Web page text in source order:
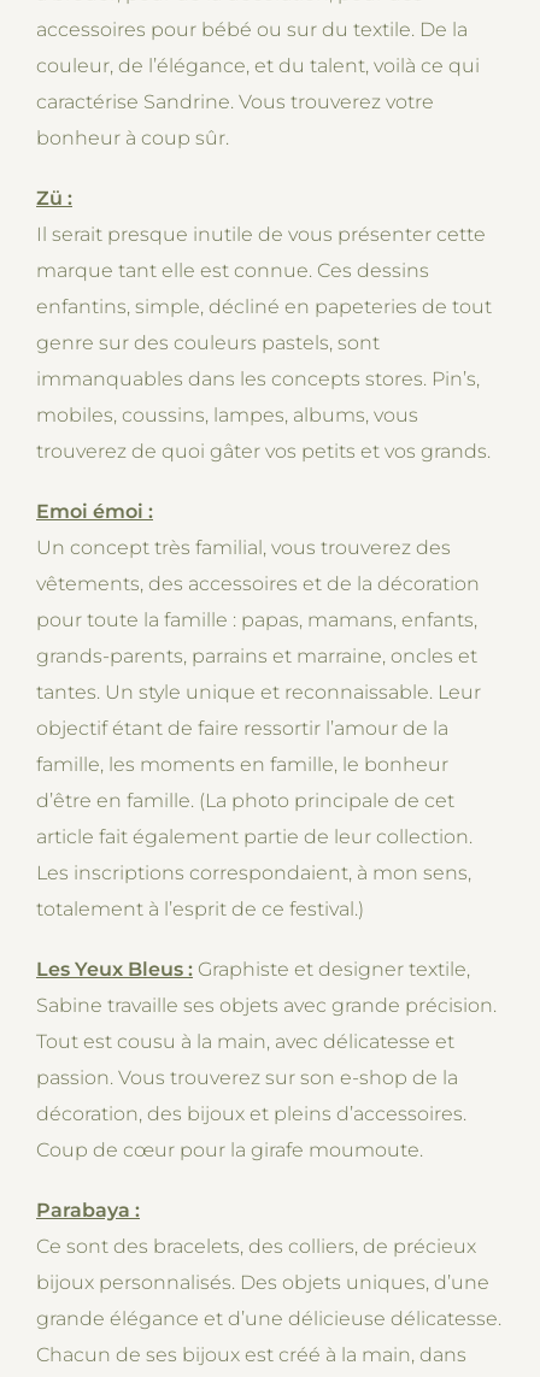
accessoires pour bébé ou sur du textile. De la
couleur, de l’élégance, et du talent, voilà ce qui
caractérise Sandrine. Vous trouverez votre
bonheur à coup sûr.
Zü :
Il serait presque inutile de vous présenter cette
marque tant elle est connue. Ces dessins
enfantins, simple, décliné en papeteries de tout
genre sur des couleurs pastels, sont
immanquables dans les concepts stores. Pin’s,
mobiles, coussins, lampes, albums, vous
trouverez de quoi gâter vos petits et vos grands.
Emoi émoi :
Un concept très familial, vous trouverez des
vêtements, des accessoires et de la décoration
pour toute la famille : papas, mamans, enfants,
grands-parents, parrains et marraine, oncles et
tantes. Un style unique et reconnaissable. Leur
objectif étant de faire ressortir l’amour de la
famille, les moments en famille, le bonheur
d’être en famille. (La photo principale de cet
article fait également partie de leur collection.
Les inscriptions correspondaient, à mon sens,
totalement à l’esprit de ce festival.)
Les Yeux Bleus : Graphiste et designer textile,
Sabine travaille ses objets avec grande précision.
Tout est cousu à la main, avec délicatesse et
passion. Vous trouverez sur son e-shop de la
décoration, des bijoux et pleins d’accessoires.
Coup de cœur pour la girafe moumoute.
Parabaya :
Ce sont des bracelets, des colliers, de précieux
bijoux personnalisés. Des objets uniques, d’une
grande élégance et d’une délicieuse délicatesse.
Chacun de ses bijoux est créé à la main, dans